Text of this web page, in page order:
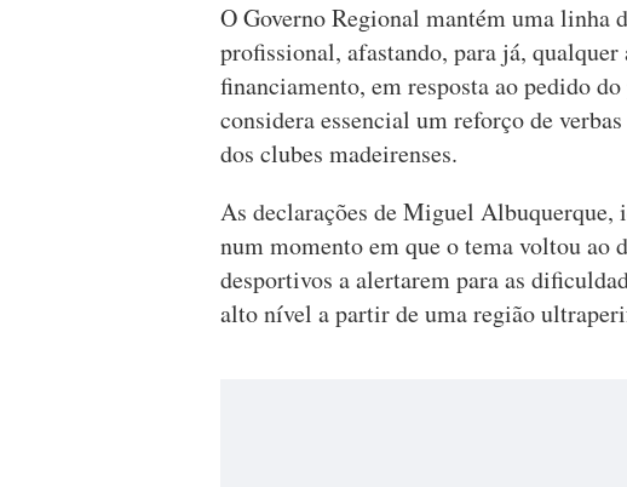
O Governo Regional mantém uma linha
profissional, afastando, para já,
financiamento, em resposta ao pedido
considera essencial um reforço de
dos clubes madeirenses.
As declarações de Miguel Albuquerque,
num momento em que o tema voltou ao
desportivos a alertarem para as
alto nível a partir de uma região